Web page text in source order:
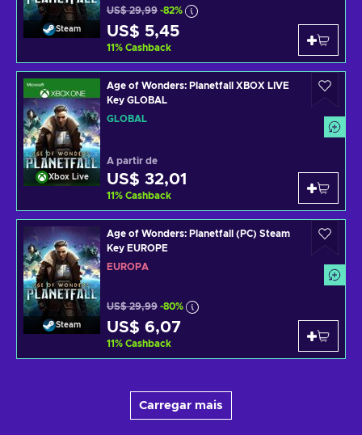
Steam
US$ 29,99 -82%
US$ 5,45
11% Cashback
Xbox Live
Age of Wonders: Planetfall XBOX LIVE
Key GLOBAL
GLOBAL
A partir de
US$ 32,01
11% Cashback
Steam
Age of Wonders: Planetfall (PC) Steam
Key EUROPE
EUROPA
US$ 29,99 -80%
US$ 6,07
11% Cashback
Carregar mais